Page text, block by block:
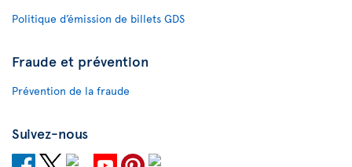
Politique d’émission de billets GDS
Fraude et prévention
Prévention de la fraude
Suivez-nous